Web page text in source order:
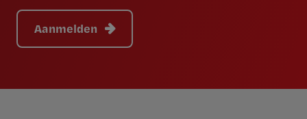
Aanmelden